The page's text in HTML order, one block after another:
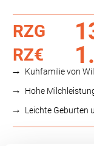
RZG
RZ€
Kuhfamilie von
Hohe
Leichte Geburten